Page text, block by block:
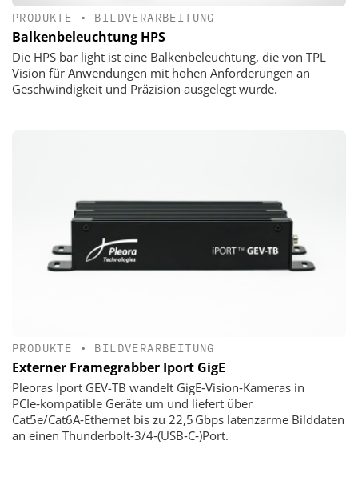
PRODUKTE • BILDVERARBEITUNG
Balkenbeleuchtung HPS
Die HPS bar light ist eine Balkenbeleuchtung, die von TPL
Vision für Anwendungen mit hohen Anforderungen an
Geschwindigkeit und Präzision ausgelegt wurde.
PRODUKTE • BILDVERARBEITUNG
Externer Framegrabber Iport GigE
Pleoras Iport GEV-TB wandelt GigE‑Vision‑Kameras in
PCIe‑kompatible Geräte um und liefert über
Cat5e/Cat6A‑Ethernet bis zu 22,5 Gbps latenzarme Bilddaten
an einen Thunderbolt‑3/4‑(USB‑C‑)Port.